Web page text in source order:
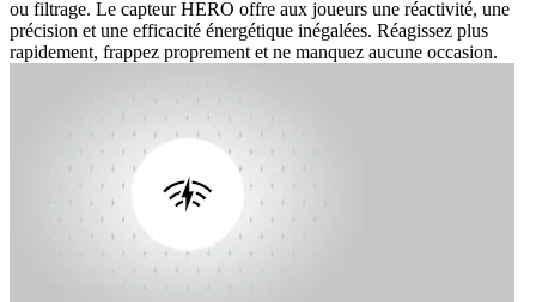
ou filtrage. Le capteur HERO offre aux joueurs une réactivité, une
précision et une efficacité énergétique inégalées. Réagissez plus
rapidement, frappez proprement et ne manquez aucune occasion.